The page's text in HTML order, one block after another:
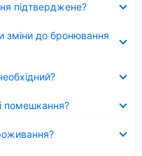
підтверджене?
зміни до бронювання
помешкання?